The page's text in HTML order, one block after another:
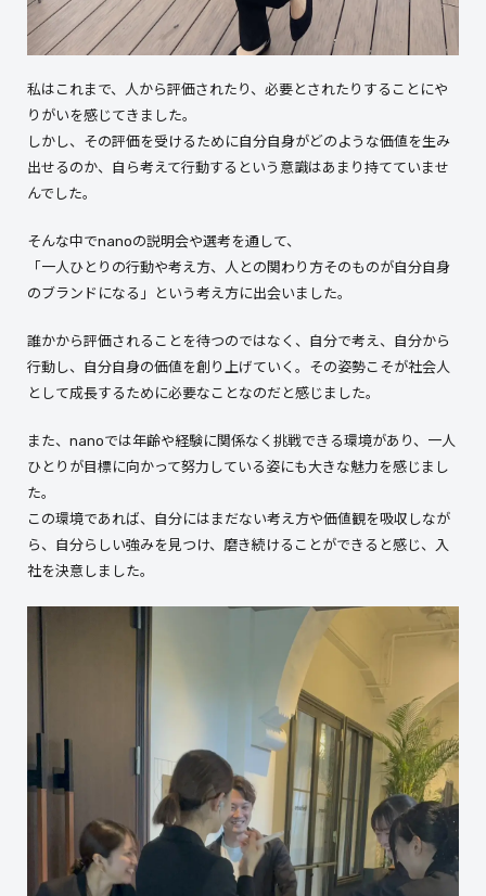
私はこれまで、人から評価されたり、必要とされたりすることにや
りがいを感じてきました。
しかし、その評価を受けるために自分自身がどのような価値を生み
出せるのか、自ら考えて行動するという意識はあまり持てていませ
んでした。
そんな中でnanoの説明会や選考を通して、
「一人ひとりの行動や考え方、人との関わり方そのものが自分自身
のブランドになる」という考え方に出会いました。
誰かから評価されることを待つのではなく、自分で考え、自分から
行動し、自分自身の価値を創り上げていく。その姿勢こそが社会人
として成長するために必要なことなのだと感じました。
また、nanoでは年齢や経験に関係なく挑戦できる環境があり、一人
ひとりが目標に向かって努力している姿にも大きな魅力を感じまし
た。
この環境であれば、自分にはまだない考え方や価値観を吸収しなが
ら、自分らしい強みを見つけ、磨き続けることができると感じ、入
社を決意しました。